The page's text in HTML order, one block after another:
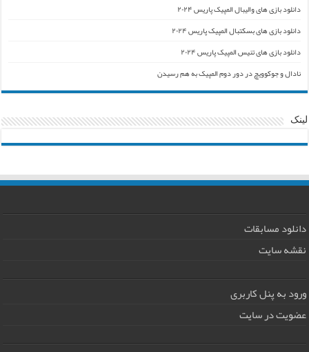
دانلود بازی های والیبال المپیک پاریس ۲۰۲۴
دانلود بازی های بسکتبال المپیک پاریس ۲۰۲۴
دانلود بازی های تنیس المپیک پاریس ۲۰۲۴
نادال و جوکوویچ در دور دوم المپیک به هم رسیدن
لینک
دانلود مسابقات
نقشه سایت
ورود به پنل کاربری
عضویت در سایت